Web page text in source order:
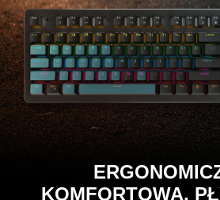
KOMFORTOWA,